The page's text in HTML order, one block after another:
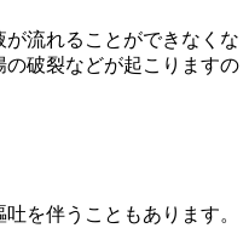
流れることができなくな
破裂などが起こりますの
を伴うこともあります。